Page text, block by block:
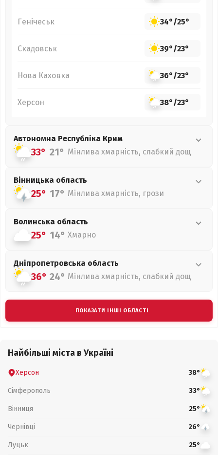
Генічеськ 34°/25°
Скадовськ 39°/23°
Нова Каховка 36°/23°
Херсон 38°/23°
Автономна Республіка Крим
33° 21° Мінлива хмарність, слабкий дощ
Вінницька область
25° 17° Мінлива хмарність, грози
Волинська область
25° 14° Хмарно
Дніпропетровська область
36° 24° Мінлива хмарність, слабкий дощ
ПОКАЗАТИ ІНШІ ОБЛАСТІ
Найбільші міста в Україні
Херсон 38°
Сімферополь 33°
Вінниця 25°
Чернівці 26°
Луцьк 25°